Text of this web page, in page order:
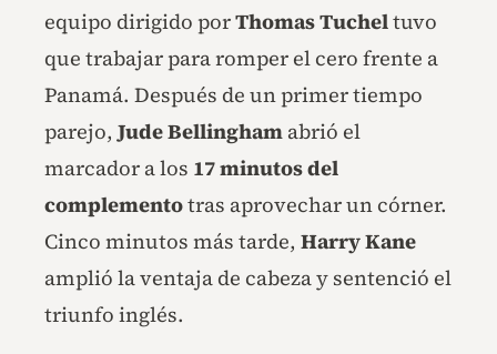
equipo dirigido porThomas Tucheltuvo
que trabajar para romper el cero frente a
Panamá. Después de un primer tiempo
parejo, Jude Bellingham abrió el
marcador a los 17 minutos del
complementotras aprovechar un córner.
Cinco minutos más tarde, Harry Kane
amplió la ventaja de cabeza y sentenció el
triunfo inglés.